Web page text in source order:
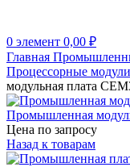
0 элемент 0,00 ₽
Главная
Процессорные модули
модульная плата
Промышленная
Цена по запросу
Назад к товарам